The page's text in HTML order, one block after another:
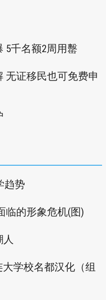
5千名额2周用罊
无证移民也可免费申
趋势
临的形象危机(图)
学校名都汉化（组